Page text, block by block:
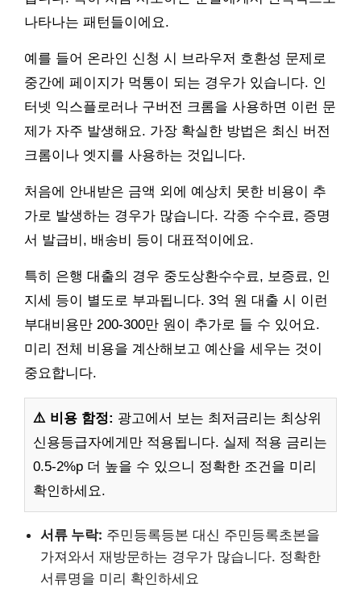
나타나는 패턴들이에요.
예를 들어 온라인 신청 시 브라우저 호환성 문제로
중간에 페이지가 먹통이 되는 경우가 있습니다. 인
터넷 익스플로러나 구버전 크롬을 사용하면 이런 문
제가 자주 발생해요. 가장 확실한 방법은 최신 버전
크롬이나 엣지를 사용하는 것입니다.
처음에 안내받은 금액 외에 예상치 못한 비용이 추
가로 발생하는 경우가 많습니다. 각종 수수료, 증명
서 발급비, 배송비 등이 대표적이에요.
특히 은행 대출의 경우 중도상환수수료, 보증료, 인
지세 등이 별도로 부과됩니다. 3억 원 대출 시 이런
부대비용만 200-300만 원이 추가로 들 수 있어요.
미리 전체 비용을 계산해보고 예산을 세우는 것이
중요합니다.
⚠️ 비용 함정: 광고에서 보는 최저금리는 최상위
신용등급자에게만 적용됩니다. 실제 적용 금리는
0.5-2%p 더 높을 수 있으니 정확한 조건을 미리
확인하세요.
서류 누락: 주민등록등본 대신 주민등록초본을
가져와서 재방문하는 경우가 많습니다. 정확한
서류명을 미리 확인하세요